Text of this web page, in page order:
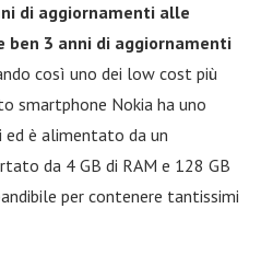
di aggiornamenti alle
ben 3 anni di aggiornamenti
così uno dei low cost più
smartphone Nokia ha uno
è alimentato da un
da 4 GB di RAM e 128 GB
per contenere tantissimi